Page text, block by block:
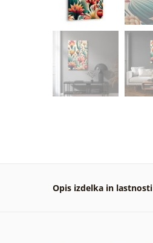
Opis izdelka in lastnosti